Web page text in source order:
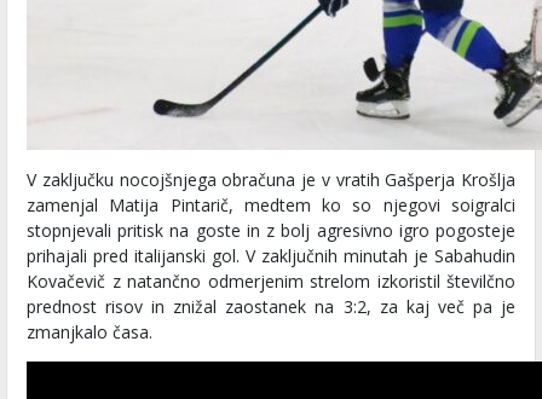
V zaključku nocojšnjega obračuna je v vratih Gašperja Krošlja
zamenjal Matija Pintarič, medtem ko so njegovi soigralci
stopnjevali pritisk na goste in z bolj agresivno igro pogosteje
prihajali pred italijanski gol. V zaključnih minutah je Sabahudin
Kovačevič z natančno odmerjenim strelom izkoristil številčno
prednost risov in znižal zaostanek na 3:2, za kaj več pa je
zmanjkalo časa.